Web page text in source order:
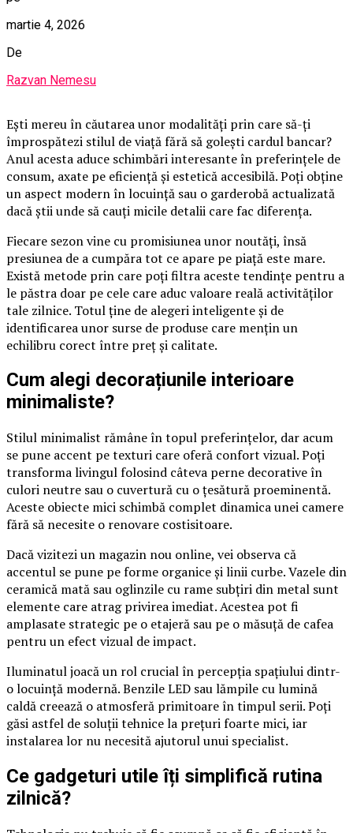
martie 4, 2026
De
Razvan Nemesu
Ești mereu în căutarea unor modalități prin care să-ți
împrospătezi stilul de viață fără să golești cardul bancar?
Anul acesta aduce schimbări interesante în preferințele de
consum, axate pe eficiență și estetică accesibilă. Poți obține
un aspect modern în locuință sau o garderobă actualizată
dacă știi unde să cauți micile detalii care fac diferența.
Fiecare sezon vine cu promisiunea unor noutăți, însă
presiunea de a cumpăra tot ce apare pe piață este mare.
Există metode prin care poți filtra aceste tendințe pentru a
le păstra doar pe cele care aduc valoare reală activităților
tale zilnice. Totul ține de alegeri inteligente și de
identificarea unor surse de produse care mențin un
echilibru corect între preț și calitate.
​Cum alegi decorațiunile interioare
minimaliste?
Stilul minimalist rămâne în topul preferințelor, dar acum
se pune accent pe texturi care oferă confort vizual. Poți
transforma livingul folosind câteva perne decorative în
culori neutre sau o cuvertură cu o țesătură proeminentă.
Aceste obiecte mici schimbă complet dinamica unei camere
fără să necesite o renovare costisitoare.
Dacă vizitezi un magazin nou online, vei observa că
accentul se pune pe forme organice și linii curbe. Vazele din
ceramică mată sau oglinzile cu rame subțiri din metal sunt
elemente care atrag privirea imediat. Acestea pot fi
amplasate strategic pe o etajeră sau pe o măsuță de cafea
pentru un efect vizual de impact.
Iluminatul joacă un rol crucial în percepția spațiului dintr-
o locuință modernă. Benzile LED sau lămpile cu lumină
caldă creează o atmosferă primitoare în timpul serii. Poți
găsi astfel de soluții tehnice la prețuri foarte mici, iar
instalarea lor nu necesită ajutorul unui specialist.
​Ce gadgeturi utile îți simplifică rutina
zilnică?